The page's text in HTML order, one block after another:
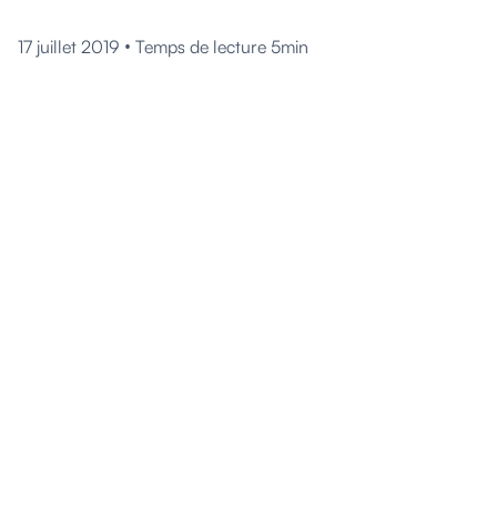
17 juillet 2019 • Temps de lecture 5min